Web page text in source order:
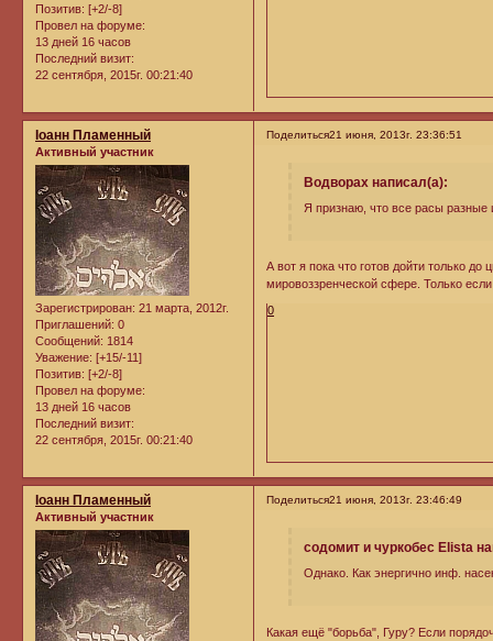
Позитив: [+2/-8]
Провел на форуме:
13 дней 16 часов
Последний визит:
22 сентября, 2015г. 00:21:40
Поделиться21 июня, 2013г. 23:36:51
Iоанн Пламенный
Активный участник
Зарегистрирован: 21 марта, 2012г.
Приглашений: 0
Сообщений: 1814
Уважение: [+15/-11]
Позитив: [+2/-8]
Провел на форуме:
13 дней 16 часов
Последний визит:
22 сентября, 2015г. 00:21:40
Водворах написал(а):
Я признаю, что все расы разные
А вот я пока что готов дойти только до
мировоззренческой сфере. Только
0
Поделиться21 июня, 2013г. 23:46:49
Iоанн Пламенный
Активный участник
содомит и чуркобес Elista
Однако. Как энергично инф.
Какая ещё "борьба", Гуру? Если